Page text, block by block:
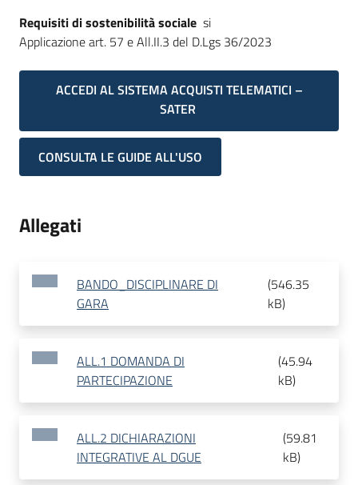
Requisiti di sostenibilità sociale si
Applicazione art. 57 e All.II.3 del D.Lgs 36/2023
ACCEDI AL SISTEMA ACQUISTI TELEMATICI –
SATER
CONSULTA LE GUIDE ALL'USO
Allegati
BANDO_DISCIPLINARE DI
GARA
(546.35
kB)
ALL.1 DOMANDA DI
PARTECIPAZIONE
(45.94
kB)
ALL.2 DICHIARAZIONI
INTEGRATIVE AL DGUE
(59.81
kB)